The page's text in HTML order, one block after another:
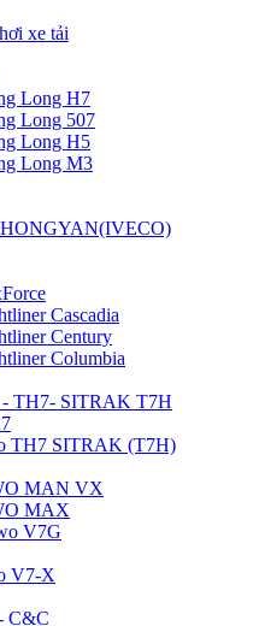
xe tải
Long H7
Long 507
Long H5
Long M3
Cascadia
Century
Columbia
TH7- SITRAK T7H
TH7 SITRAK (T7H)
MAN VX
MAX
V7G
V7-X
C&C